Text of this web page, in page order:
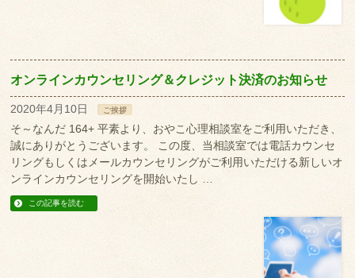
オンラインカウンセリング＆クレジット決済のお知らせ
2020年4月10日 ご挨拶
そ～なんだ 164+ 平素より、おやこ心理相談室をご利用いただき、
誠にありがとうございます。 この度、当相談室では電話カウンセ
リングもしくはメールカウンセリングがご利用いただける新しいオ
ンラインカウンセリングを開始いたし …
この記事を読む